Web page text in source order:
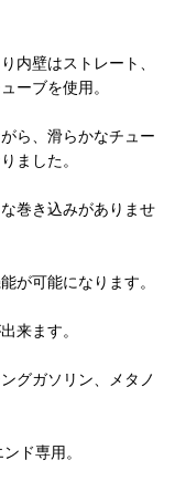
内壁はストレート、
ーブを使用。
ら、滑らかなチュー
ました。
巻き込みがありませ
が可能になります。
来ます。
グガソリン、メタノ
ド専用。